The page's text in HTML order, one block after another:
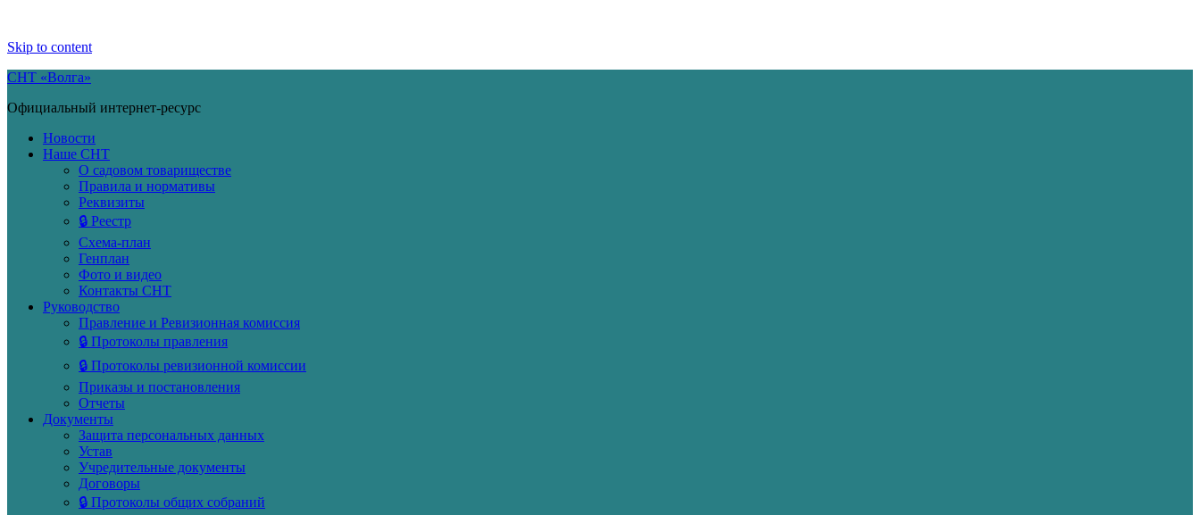
Skip to content
СНТ «Волга»
Официальный интернет-ресурс
Новости
Наше СНТ
О садовом товариществе
Правила и нормативы
Реквизиты
🔒 Реестр
Схема-план
Генплан
Фото и видео
Контакты СНТ
Руководство
Правление и Ревизионная комиссия
🔒 Протоколы правления
🔒 Протоколы ревизионной комиссии
Приказы и постановления
Отчеты
Документы
Защита персональных данных
Устав
Учредительные документы
Договоры
🔒 Протоколы общих собраний